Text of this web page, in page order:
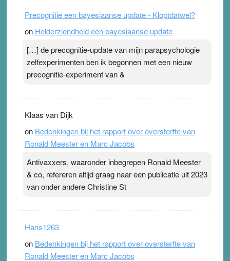
Precognitie een bayesiaanse update - Kloptdatwel?
on Helderziendheid een bayesiaanse update
[…] de precognitie-update van mijn parapsychologie
zelfexperimenten ben ik begonnen met een nieuw
precognitie-experiment van &
Klaas van Dijk
on Bedenkingen bij het rapport over oversterfte van
Ronald Meester en Marc Jacobs
Antivaxxers, waaronder inbegrepen Ronald Meester
& co, refereren altijd graag naar een publicatie uit 2023
van onder andere Christine St
Hans1263
on Bedenkingen bij het rapport over oversterfte van
Ronald Meester en Marc Jacobs